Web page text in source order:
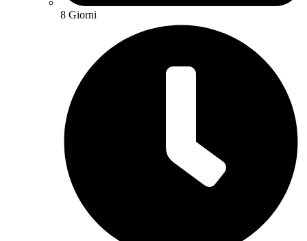
8 Giorni